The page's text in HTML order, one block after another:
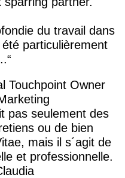
du travail dans
particulièrement
Touchpoint Owner
pas seulement des
ou de bien
mais il s´agit de
et professionnelle.